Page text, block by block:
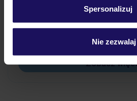
Spersonalizuj
Nie zezwalaj
Jak zmienić uczestników/osobę
Czy w Hotelu będzie przedstawiciel
pokładowe/bilety lotnicze?
Zobacz